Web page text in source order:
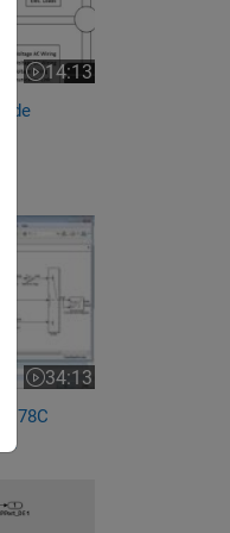
14:13
Video length is 14:13
34:13
Video length is 34:13
178C